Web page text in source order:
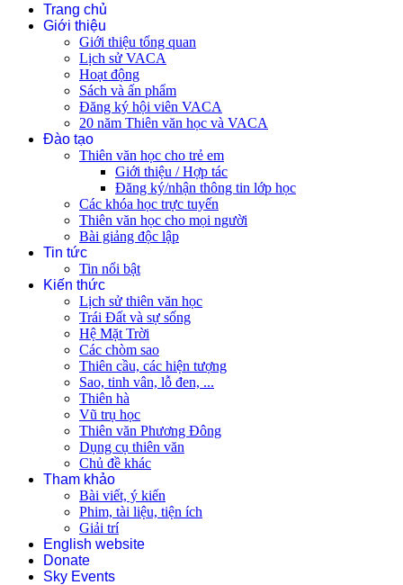
Trang chủ
Giới thiệu
Giới thiệu tổng quan
Lịch sử VACA
Hoạt động
Sách và ấn phẩm
Đăng ký hội viên VACA
20 năm Thiên văn học và VACA
Đào tạo
Thiên văn học cho trẻ em
Giới thiệu / Hợp tác
Đăng ký/nhận thông tin lớp học
Các khóa học trực tuyến
Thiên văn học cho mọi người
Bài giảng độc lập
Tin tức
Tin nổi bật
Kiến thức
Lịch sử thiên văn học
Trái Đất và sự sống
Hệ Mặt Trời
Các chòm sao
Thiên cầu, các hiện tượng
Sao, tinh vân, lỗ đen, ...
Thiên hà
Vũ trụ học
Thiên văn Phương Đông
Dụng cụ thiên văn
Chủ đề khác
Tham khảo
Bài viết, ý kiến
Phim, tài liệu, tiện ích
Giải trí
English website
Donate
Sky Events